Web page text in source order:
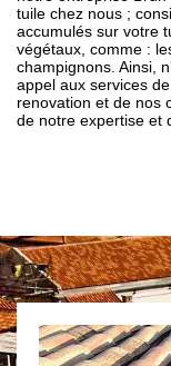
tuile chez nous ;
accumulés sur votre
végétaux, comme :
champignons. Ainsi,
appel aux services
renovation et de nos
de notre expertise et